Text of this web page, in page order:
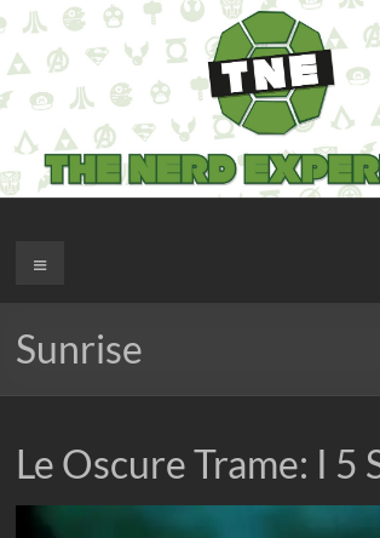
Salta
al
contenuto
The Nerd Experience
Menu
Sunrise
Le Oscure Trame: I 5